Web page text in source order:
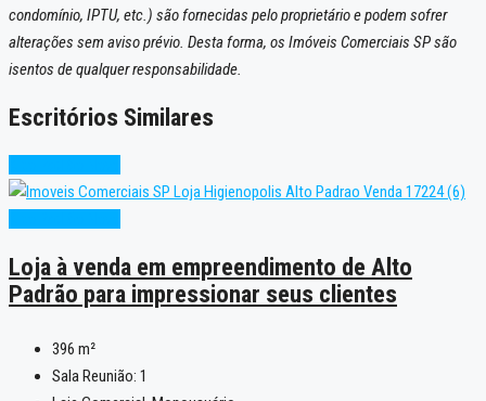
condomínio, IPTU, etc.) são fornecidas pelo proprietário e podem sofrer
alterações sem aviso prévio. Desta forma, os Imóveis Comerciais SP são
isentos de qualquer responsabilidade.
Escritórios Similares
Loja à venda em empreendimento de Alto
Padrão para impressionar seus clientes
396 m²
Sala Reunião: 1